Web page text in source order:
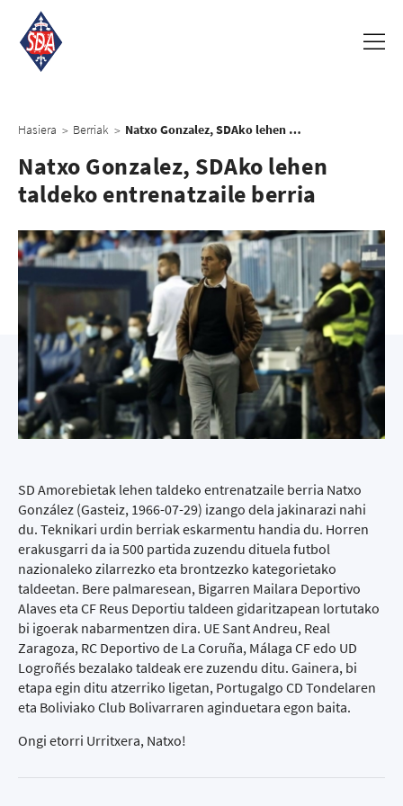
Hasiera > Berriak > Natxo Gonzalez, SDAko lehen taldeko entrenatzaile berria
Natxo Gonzalez, SDAko lehen
taldeko entrenatzaile berria
SD Amorebietak lehen taldeko entrenatzaile berria Natxo
González (Gasteiz, 1966-07-29) izango dela jakinarazi nahi
du. Teknikari urdin berriak eskarmentu handia du. Horren
erakusgarri da ia 500 partida zuzendu dituela futbol
nazionaleko zilarrezko eta brontzezko kategorietako
taldeetan. Bere palmaresean, Bigarren Mailara Deportivo
Alaves eta CF Reus Deportiu taldeen gidaritzapean lortutako
bi igoerak nabarmentzen dira. UE Sant Andreu, Real
Zaragoza, RC Deportivo de La Coruña, Málaga CF edo UD
Logroñés bezalako taldeak ere zuzendu ditu. Gainera, bi
etapa egin ditu atzerriko ligetan, Portugalgo CD Tondelaren
eta Boliviako Club Bolivarraren aginduetara egon baita.
Ongi etorri Urritxera, Natxo!